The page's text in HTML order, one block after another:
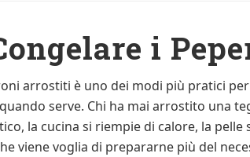
i
arrostiti è uno dei modi più pratici per
serve. Chi ha mai arrostito una
la cucina si riempie di calore, la
viene voglia di prepararne più del